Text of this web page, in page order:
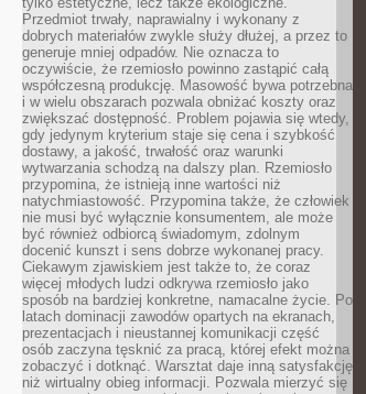
Przedmiot trwały, naprawialny i wykonany z
dobrych materiałów zwykle służy dłużej, a przez to
generuje mniej odpadów. Nie oznacza to
oczywiście, że rzemiosło powinno zastąpić całą
współczesną produkcję. Masowość bywa potrzebna
i w wielu obszarach pozwala obniżać koszty oraz
zwiększać dostępność. Problem pojawia się wtedy,
gdy jedynym kryterium staje się cena i szybkość
dostawy, a jakość, trwałość oraz warunki
wytwarzania schodzą na dalszy plan. Rzemiosło
przypomina, że istnieją inne wartości niż
natychmiastowość. Przypomina także, że człowiek
nie musi być wyłącznie konsumentem, ale może
być również odbiorcą świadomym, zdolnym
docenić kunszt i sens dobrze wykonanej pracy.
Ciekawym zjawiskiem jest także to, że coraz
więcej młodych ludzi odkrywa rzemiosło jako
sposób na bardziej konkretne, namacalne życie. Po
latach dominacji zawodów opartych na ekranach,
prezentacjach i nieustannej komunikacji część
osób zaczyna tęsknić za pracą, której efekt można
zobaczyć i dotknąć. Warsztat daje inną satysfakcję
niż wirtualny obieg informacji. Pozwala mierzyć się